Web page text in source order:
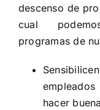
descenso de
cual
programas de
hacer